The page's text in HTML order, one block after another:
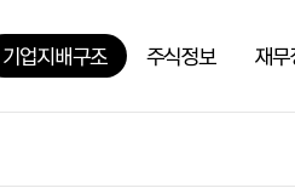
기업지배구조 주식정보 재